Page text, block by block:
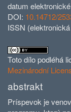
datum
DOI: 10.14712/
ISSN
Toto dílo podléhá
Mezinárodní
abstrakt
Príspevok je